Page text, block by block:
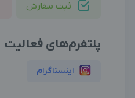
ثبت سفارش
پلتفرم‌های فعالیت
اینستاگرام